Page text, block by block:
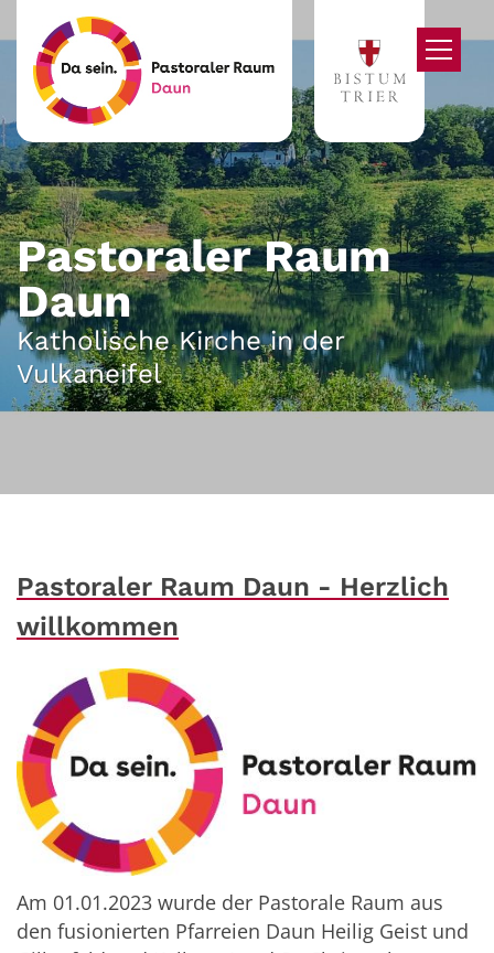
Zum Inhalt springen
Pastoraler Raum
Daun
Katholische Kirche in der
Vulkaneifel
Pastoraler Raum Daun - Herzlich
willkommen
Am 01.01.2023 wurde der Pastorale Raum aus
den fusionierten Pfarreien Daun Heilig Geist und